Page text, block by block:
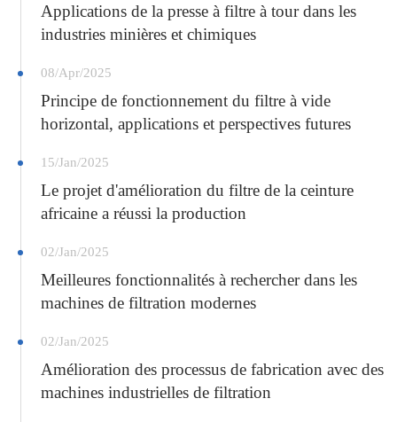
Applications de la presse à filtre à tour dans les
industries minières et chimiques
08/Apr/2025
Principe de fonctionnement du filtre à vide
horizontal, applications et perspectives futures
15/Jan/2025
Le projet d'amélioration du filtre de la ceinture
africaine a réussi la production
02/Jan/2025
Meilleures fonctionnalités à rechercher dans les
machines de filtration modernes
02/Jan/2025
Amélioration des processus de fabrication avec des
machines industrielles de filtration